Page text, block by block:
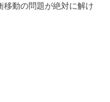
移動の問題が絶対に解け